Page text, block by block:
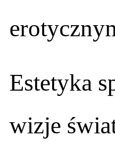
Estetyka
wizje